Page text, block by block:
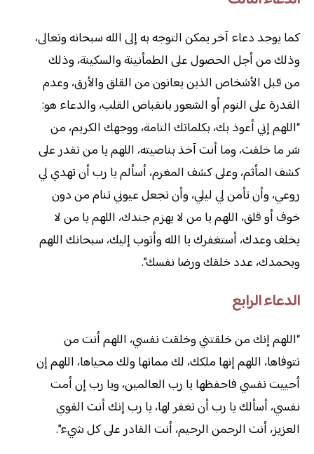
كما يوجد دعاء آخر يمكن التوجه به إلى الله سبحانه وتعالى،
وذلك من أجل الحصول على الطمأنينة والسكينة، وذلك
من قبل الأشخاص الذين يعانون من القلق والأرق، وعدم
القدرة على النوم أو الشعور بانقباض القلب، والدعاء هو:
“اللهم إني أعوذ بك، بكلماتك التامة، ووجهك الكريم، من
شر ما خلقت، وما أنت آخذ بناصيته، اللهم يا من تقدر على
كشف المأثم، وعلى كشف المغرم، أسألم يا رب أن تهدي لي
روعي، وأن تأمن لي ليلي، وأن تجعل عيوني تنام من دون
خوف أو قلق، اللهم يا من لا يهزم جندك، اللهم يا من لا
يخلف وعدك، أستغفرك يا الله وأتوب إليك، سبحانك اللهم
وبحمدك، عدد خلقك ورضا نفسك”.
الدعاء الرابع
“اللهم إنك من خلقتني وخلقت نفسي، اللهم أنت من
تتوفاها، اللهم إنها ملكك، لك مماتها ولك محياها، اللهم إن
أحييت نفسي فاحفظها يا رب العالمين، ويا رب إن أمت
نفسي، أسألك يا رب أن تغفر لها، يا رب إنك أنت القوي
العزيز، أنت الرحمن الرحيم، أنت القادر على كل شيء”.